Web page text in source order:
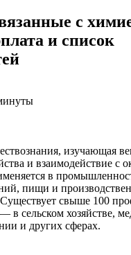
с
и список
изучающая
и взаимодействие с
в
пищи и
свыше 100
в сельском хозяйстве,
и других сферах.